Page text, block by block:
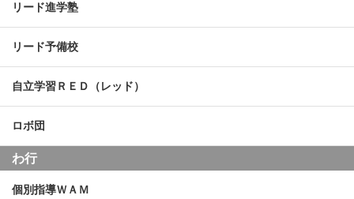
リード進学塾
リード予備校
自立学習ＲＥＤ（レッド）
ロボ団
わ行
個別指導ＷＡＭ